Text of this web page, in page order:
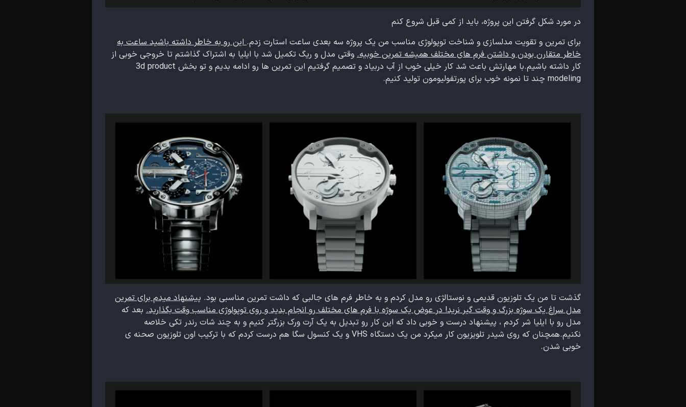
در مورد شکل گرفتن این پروژه، باید از کمی قبل شروع کنم
برای تمرین و تقویت مدلسازی و شناخت توپولوژی مناسب من یک پروژه سه بعدی ساعت استارت زدم.این رو به خاطر داشته باشید ساعت به
خاطر متقارن بودن و داشتن فرم های مختلف همیشه تمرین خوبیه. وقتی مدل و ریگ تکمیل شد با ایلیا به اشتراک گذاشتم تا خروجی خوبی از
کار داشته باشیم.با مهارتش باعث شد کار خیلی خوب از آب دربیاد و تصمیم گرفتیم این تمرین ها رو ادامه بدیم و تو بخش 3d product
modeling چند تا نمونه خوب برای پورتفولیومون تولید کنیم.
گذشت تا من یک تلوزیون قدیمی و نوستالژی رو مدل کردم و به خاطر فرم های جالبی که داشت تمرین مناسبی بود. پیشنهاد میدم برای تمرین
مدل سراغ یک سوژه بزرگ و وقت گیر نرید! در عوض یک سوژه با فرم های مختلف رو انجام بدید و روی توپولوژی مناسب وقت بگذارید. بعد که
مدل رو با ایلیا شر کردم ، پیشنهاد درست و خوبی داد که این کار رو تبدیل به یک آرت ورک بزرگتر کنیم و به چند شات رندر تکی خلاصه
نکنیم.همچنان که روی شیدر تلویزیون کار میکرد من یک دستگاه VHS و یک کنسول سگا هم درست کردم که با ترکیب اون تلوزیون صحنه ی
خوبی شدن.